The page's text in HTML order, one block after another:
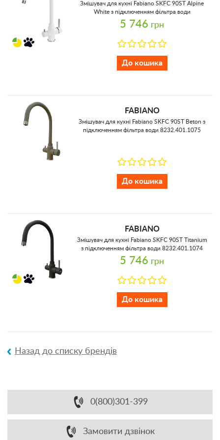
Змішувач для кухні Fabiano SKFC 90ST Alpine
White з підключенням фільтра води
8232.401.1131
5 746 грн
До кошика
FABIANO
Змішувач для кухні Fabiano SKFC 90ST Beton з
підключенням фільтра води 8232.401.1075
До кошика
FABIANO
Змішувач для кухні Fabiano SKFC 90ST Titanium
з підключенням фільтра води 8232.401.1074
5 746 грн
До кошика
Назад до списку брендів
0(800)301-399
Замовити дзвінок